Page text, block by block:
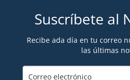
Suscríbete al
Recibe ada día en tu correo
las últimas